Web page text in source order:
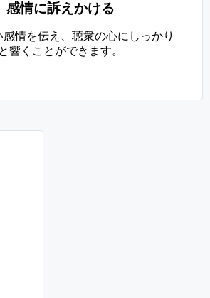
感情に訴えかける
情を伝え、聴衆の心にしっかり
と響くことができます。